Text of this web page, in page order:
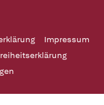
Impressum